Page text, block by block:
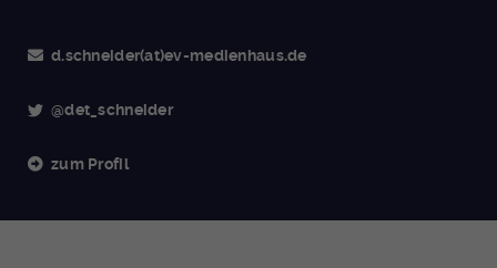
d.schneider(at)ev-medienhaus.de
@det_schneider
zum Profil